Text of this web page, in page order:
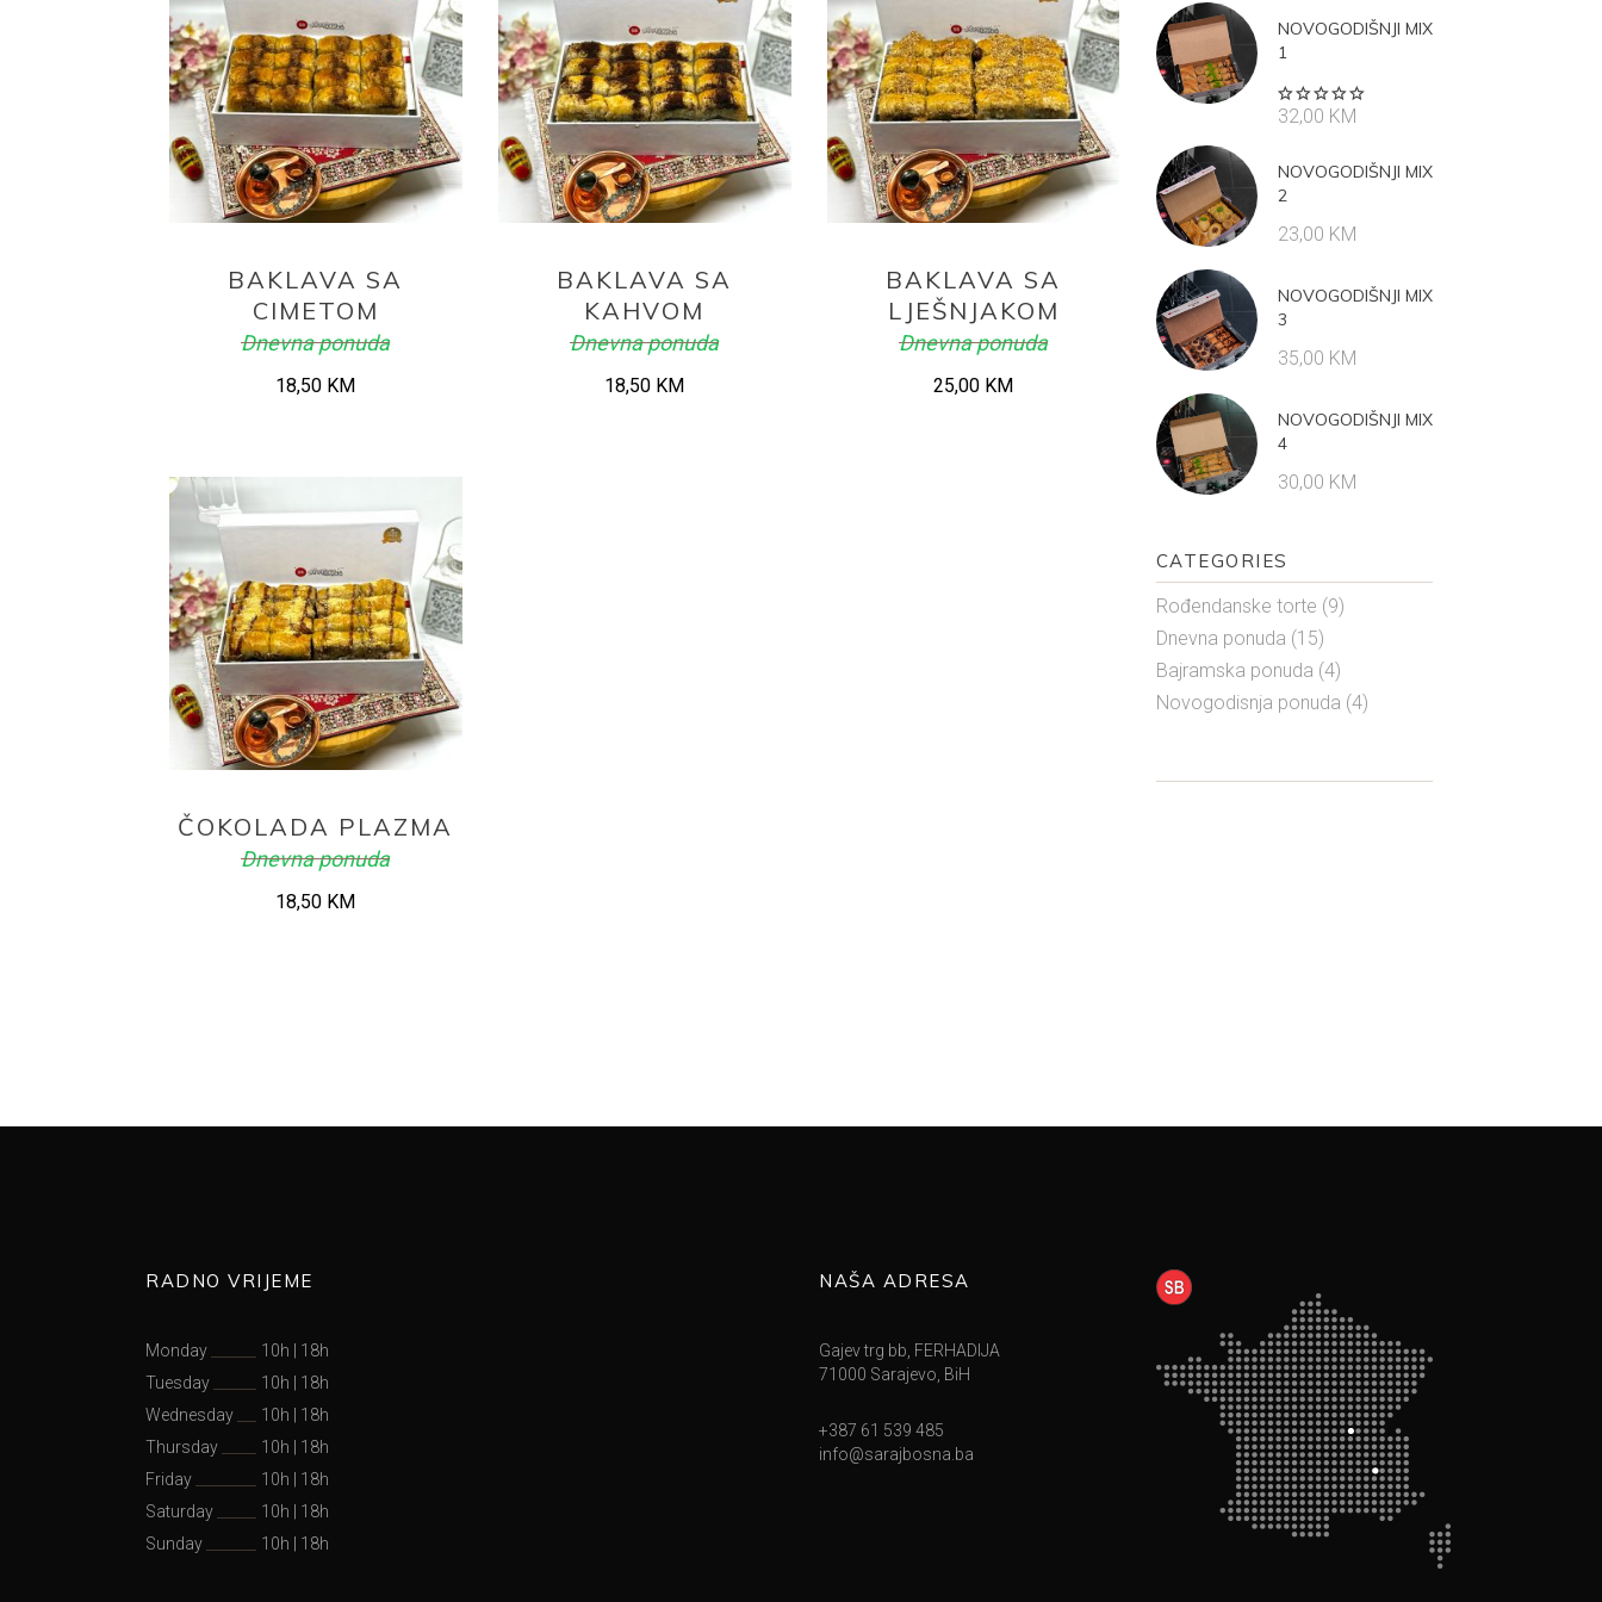
BAKLAVA SA
CIMETOM
Dnevna ponuda
18,50 KM
BAKLAVA SA
KAHVOM
Dnevna ponuda
18,50 KM
BAKLAVA SA
LJEŠNJAKOM
Dnevna ponuda
25,00 KM
ČOKOLADA PLAZMA
Dnevna ponuda
18,50 KM
NOVOGODIŠNJI MIX
1
5.00out
32,00 KM
NOVOGODIŠNJI MIX
2
23,00 KM
NOVOGODIŠNJI MIX
3
35,00 KM
NOVOGODIŠNJI MIX
4
30,00 KM
CATEGORIES
Rođendanske torte (9)
Dnevna ponuda (15)
Bajramska ponuda (4)
Novogodisnja ponuda (4)
RADNO VRIJEME
Monday 10h
18h
Tuesday
10h
18h
Wednesday
10h
18h
Thursday
10h
18h
Friday
10h
18h
Saturday
10h
18h
Sunday
10h 18h
NAŠA ADRESA
Gajev trg bb, FERHADIJA
71000 Sarajevo, BiH
+387 61 539 485
info@sarajbosna.ba